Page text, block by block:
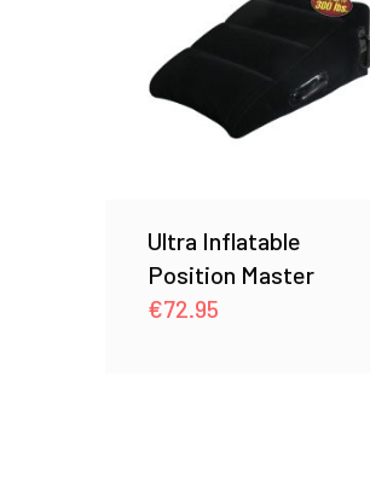
Ultra Inflatable
Position Master
€72.95